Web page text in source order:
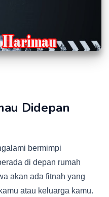
Didepan
bermimpi
di depan rumah
akan ada fitnah yang
atau keluarga kamu.